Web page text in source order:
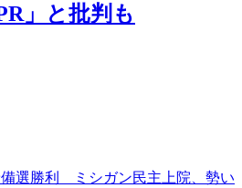
」と批判も
選勝利 ミシガン民主上院、勢い